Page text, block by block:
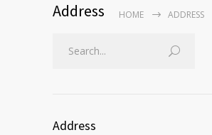
Address HOME ADDRESS
Address